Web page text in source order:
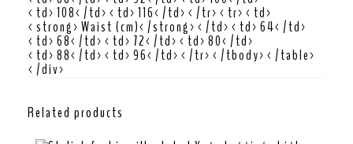
<td>108</td><td>116</td></tr><tr><td>
<strong>Waist (cm)</strong></td><td>64</td>
<td>68</td><td>72</td><td>80</td>
<td>88</td><td>96</td></tr></tbody></table>
</div>
Related products